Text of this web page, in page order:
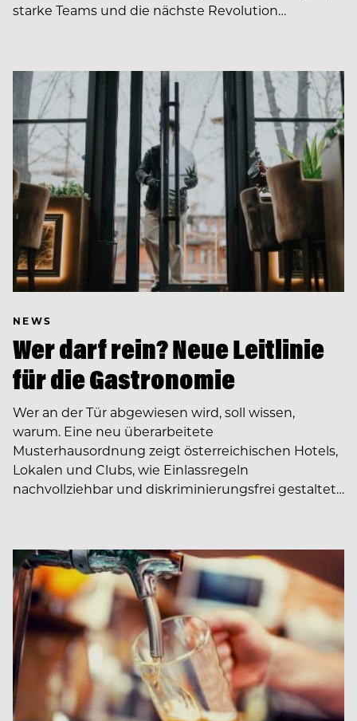
starke Teams und die nächste Revolution…
NEWS
Wer darf rein? Neue Leitlinie
für die Gastronomie
Wer an der Tür abgewiesen wird, soll wissen,
warum. Eine neu überarbeitete
Musterhausordnung zeigt österreichischen Hotels,
Lokalen und Clubs, wie Einlassregeln
nachvollziehbar und diskriminierungsfrei gestaltet…